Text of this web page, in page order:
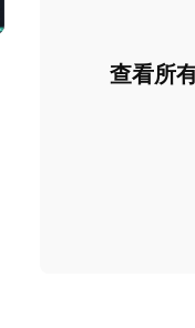
查看所